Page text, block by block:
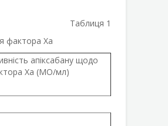
Таблиця 1
фактора Ха
апіксабану щодо
Xa (МО/мл)